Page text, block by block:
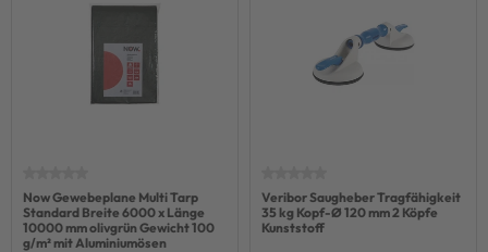
Now Gewebeplane Multi Tarp
Standard Breite 6000 x Länge
10000 mm olivgrün Gewicht 100
g/m² mit Aluminiumösen
Veribor Saugheber Tragfähigkeit
35 kg Kopf-Ø 120 mm 2 Köpfe
Kunststoff